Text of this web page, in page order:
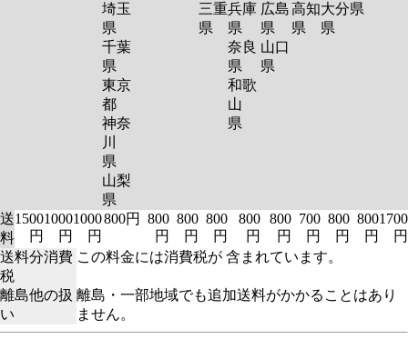
埼玉
県
千葉
県
東京
都
神奈
川
県
山梨
県
三重
県
兵庫
県
奈良
県
和歌
山
県
広島
県
山口
県
高知
県
大分
県
県
送
料
1500
円
1000
円
1000
円
800円
800
円
800
円
800
円
800
円
800
円
700
円
800
円
800
円
1700
円
送料分消費
税
この料金には消費税が 含まれています。
離島他の扱
い
離島・一部地域でも追加送料がかかることはあり
ません。